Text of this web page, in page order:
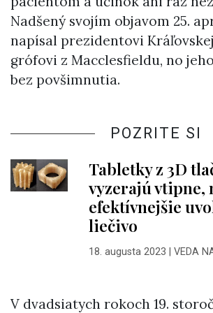
Nadšený svojím objavom 25.
napísal prezidentovi
grófovi z Macclesfieldu, no
bez povšimnutia.
POZRITE SI
Tabletky z 3D
vyzerajú vtipne,
efektívnejšie
liečivo
18. augusta 2023 VEDA
V dvadsiatych rokoch 19.